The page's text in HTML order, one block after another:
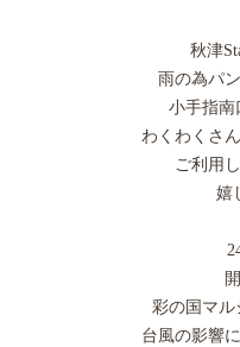
秋津
雨の為パ
小手指南
わくわくさ
ご利用
嬉
彩の国マル
台風の影響